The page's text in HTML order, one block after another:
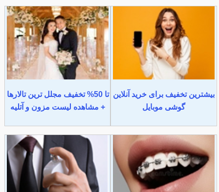
بیشترین تخفیف برای خرید آنلاین
گوشی موبایل
تا 50% تخفیف مجلل ترین تالارها
+ مشاهده لیست مزون و آتلیه